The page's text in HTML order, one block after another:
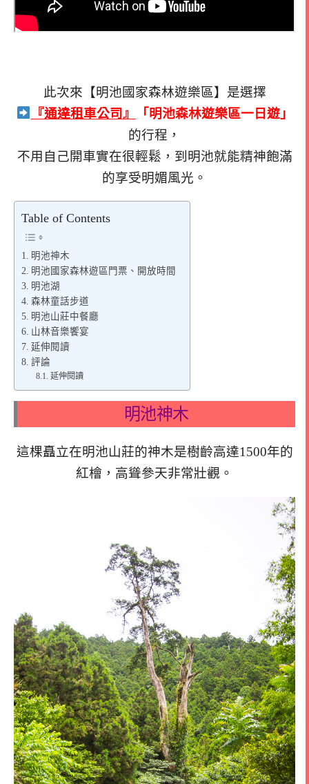
此次來【明池國家森林遊樂區】是選擇
『通達租車公司』
「明池森林遊樂區一日遊」
的行程，
不用自己開車實在很輕鬆，到明池就能精神飽滿
的享受明媚風光。
Table of Contents
明池神木
明池國家森林遊區門票、開放時間
明池湖
森林童話步道
明池山莊中餐廳
山林音樂饗宴
延伸閱讀
評論
延伸閱讀
明池神木
這棵矗立在明池山莊的神木是樹齡高達1500年的
紅檜，高聳參天非常壯觀。